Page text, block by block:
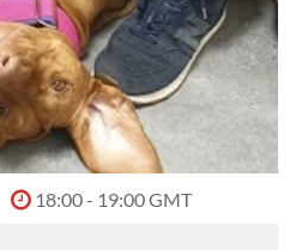
18:00 - 19:00 GMT